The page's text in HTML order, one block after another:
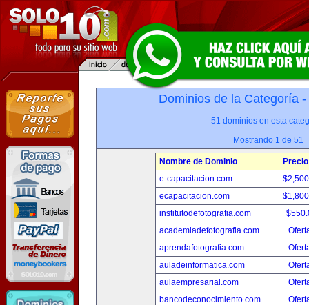
Dominios de la Categoría -
51 dominios en esta
Mostrando 1 de 51
Nombre de Dominio
Precio
e-capacitacion.com
ecapacitacion.com
institutodefotografia.com
academiadefotografia.com
aprendafotografia.com
auladeinformatica.com
aulaempresarial.com
bancodeconocimiento.com